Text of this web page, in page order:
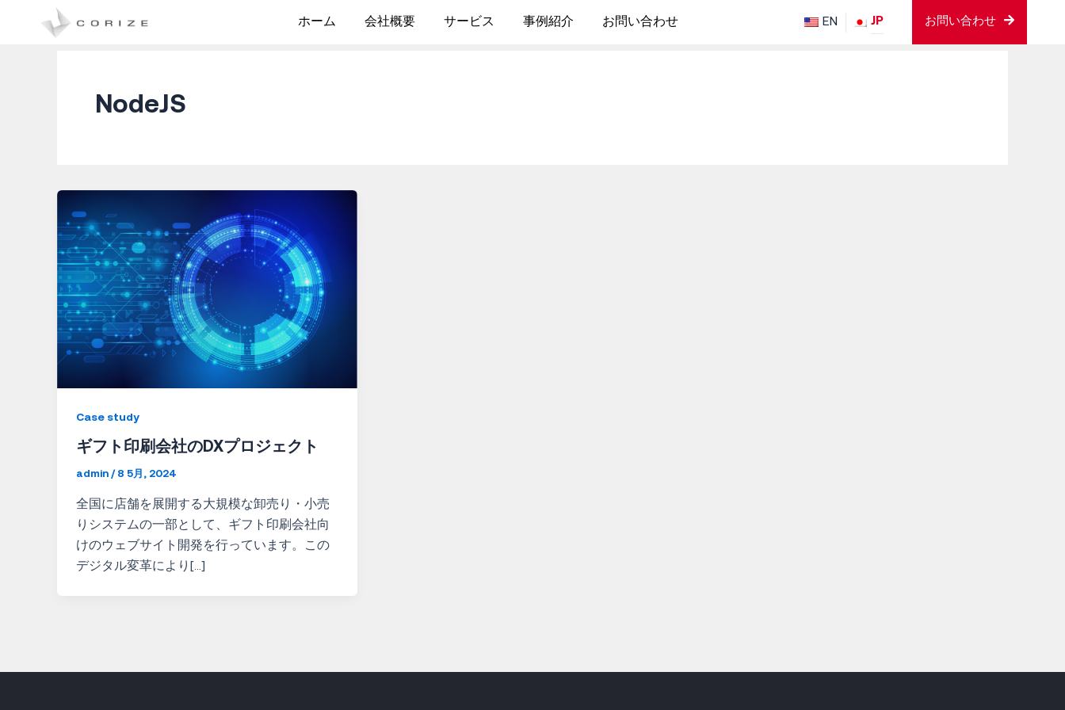
ホーム 会社概要 サービス 事例紹介 お問い合わせ EN JP お問い合わせ
NodeJS
Case study
ギフト印刷会社のDXプロジェクト
admin / 8 5月, 2024
全国に店舗を展開する大規模な卸売り・小売
りシステムの一部として、ギフト印刷会社向
けのウェブサイト開発を行っています。この
デジタル変革により[…]